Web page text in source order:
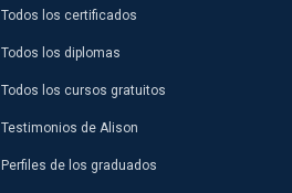
Todos los certificados
Todos los diplomas
Todos los cursos gratuitos
Testimonios de Alison
Perfiles de los graduados